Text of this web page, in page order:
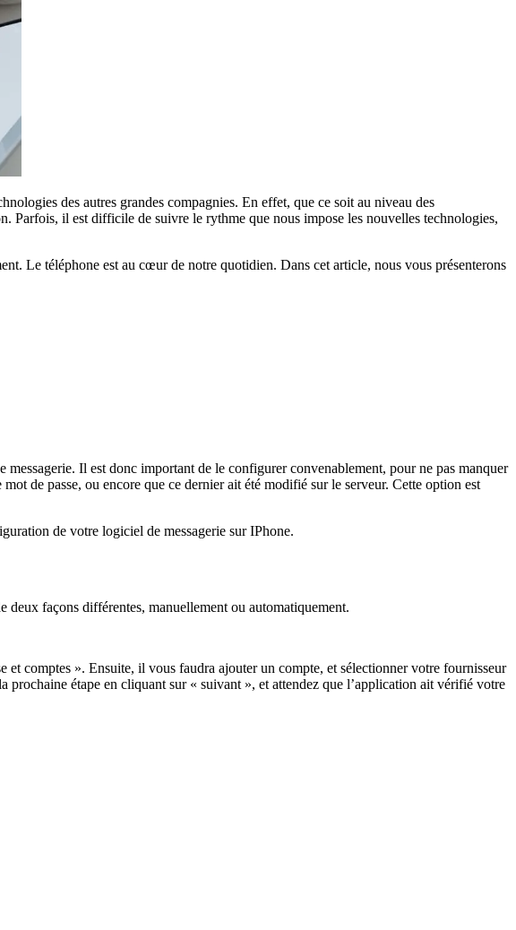
des autres grandes compagnies. En effet, que ce soit au niveau des
Parfois, il est difficile de suivre le rythme que nous impose les nouvelles technologies,
Le téléphone est au cœur de notre quotidien. Dans cet article, nous vous présenterons
messagerie. Il est donc important de le configurer convenablement, pour ne pas manquer
de passe, ou encore que ce dernier ait été modifié sur le serveur. Cette option est
de votre logiciel de messagerie sur IPhone.
deux façons différentes, manuellement ou automatiquement.
comptes ». Ensuite, il vous faudra ajouter un compte, et sélectionner votre fournisseur
étape en cliquant sur « suivant », et attendez que l’application ait vérifié votre